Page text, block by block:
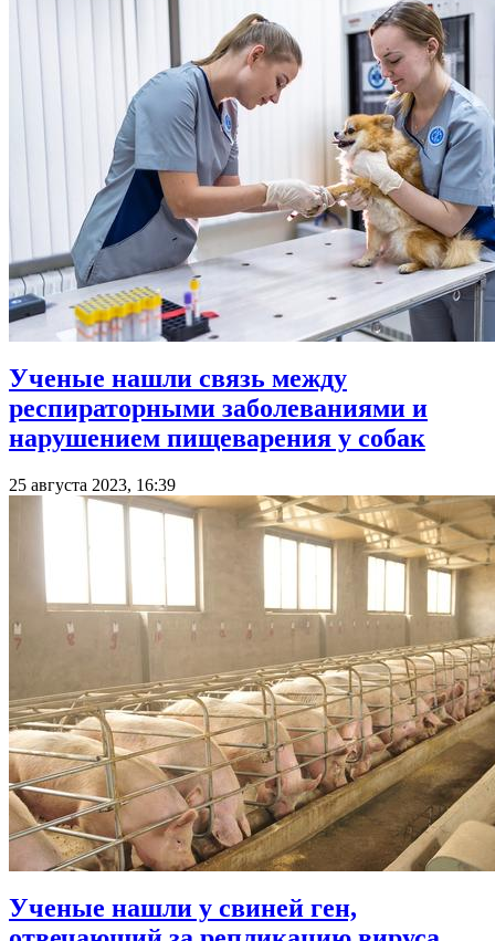
Ученые нашли связь между
респираторными заболеваниями и
нарушением пищеварения у собак
25 августа 2023, 16:39
Ученые нашли у свиней ген,